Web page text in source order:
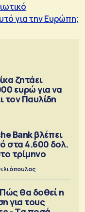
για την Ευρώπη;
ζητάει
ευρώ για να
τον Παυλίδη
Bank βλέπει
στα 4.600 δολ.
τρίμηνο
θα δοθεί η
για τους